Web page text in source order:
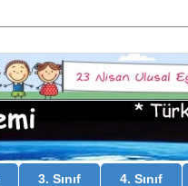
3. Sınıf 4. Sınıf